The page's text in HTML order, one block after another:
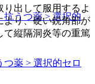
抗うつ薬 > 選択的
つ薬 > 選択的セロ
り出して服用するよ
より、硬い鋭角部が
て縦隔洞炎等の重篤